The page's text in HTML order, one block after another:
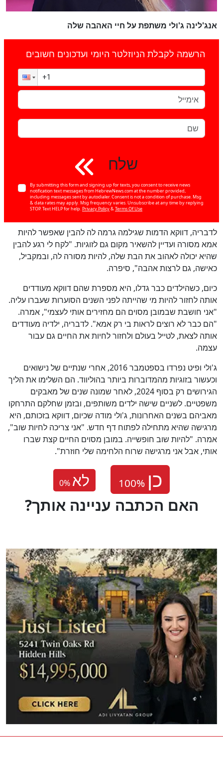
אנג'לינה ג'ולי משתפת על חיי האהבה שלה
הרשמה לקבלת הניוזלטר היומי ועדכונים חשובים
שלח
By submitting this form and signing up for texts, you consent to receive news
notification text messages from HebrewNews.com at the number provided,
including messages sent by autodialer. Consent is not a condition of purchase. Msg
& data rates may apply. Msg frequency varies. Unsubscribe at any time by replying
STOP. Text HELP for help. Privacy Policy& Terms Of Use
לדבריה, דווקא הדמות שגילמה גרמה לה להבין שאפשר להיות
אמא מסורה ועדיין להשאיר מקום גם לזוגיות. "לקח לי רגע להבין
שהיא יכולה לאהוב את הבת שלה, להיות מסורה לה, ובמקביל,
כאישה, גם לרצות אהבה", סיפרה.
כיום, כשהילדים כבר גדלו, היא מספרת שהם דווקא מעודדים
אותה לחזור להיות מי שהייתה לפני השנים הסוערות שעברו עליה.
"אני חושבת שבמובן מסוים הם מחזירים אותי לעצמי", אמרה.
"הם כבר לא רוצים לראות בי רק אמא". לדבריה, ילדיה מעודדים
אותה לצאת, לטייל בעולם ולחזור לחיות את החיים גם עבור
עצמה.
ג'ולי ופיט נפרדו בספטמבר 2016, אחרי שנתיים של נישואים
וכעשור בזוגיות מהמדוברות ביותר בהוליווד. הם השלימו את הליך
הגירושים רק בסוף 2024, לאחר שמונה שנים של מאבקים
משפטיים. לשניים שישה ילדים משותפים, ובזמן שחלקם התרחקו
מאביהם בשנים האחרונות, ג'ולי מודה שכיום, דווקא בזכותם, היא
מרגישה שהיא מתחילה לפתוח דף חדש. "אני צריכה לחיות שוב",
אמרה. "להיות שוב חופשייה. במובן מסוים החיים קצת שברו
אותי, אבל אני מרגישה שרוח הלחימה שלי חוזרת".
0% לא
100%כן
?האם הכתבה עניינה אותך